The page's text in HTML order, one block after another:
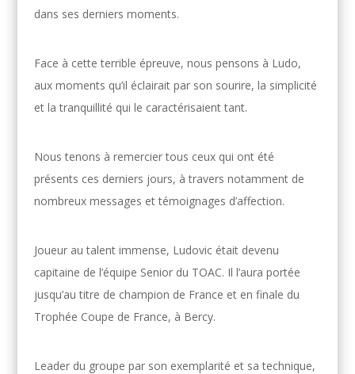
dans ses derniers moments.
Face à cette terrible épreuve, nous pensons à Ludo,
aux moments qu’il éclairait par son sourire, la simplicité
et la tranquillité qui le caractérisaient tant.
Nous tenons à remercier tous ceux qui ont été
présents ces derniers jours, à travers notamment de
nombreux messages et témoignages d’affection.
Joueur au talent immense, Ludovic était devenu
capitaine de l’équipe Senior du TOAC. Il l’aura portée
jusqu’au titre de champion de France et en finale du
Trophée Coupe de France, à Bercy.
Leader du groupe par son exemplarité et sa technique,